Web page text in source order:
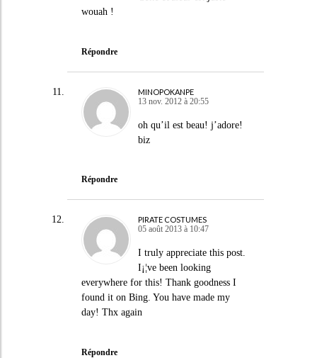
wouah !
Répondre
MINOPOKANPE
13 nov. 2012 à 20:55
oh qu’il est beau! j’adore!
biz
Répondre
PIRATE COSTUMES
05 août 2013 à 10:47
I truly appreciate this post.
I¡¦ve been looking
everywhere for this! Thank goodness I
found it on Bing. You have made my
day! Thx again
Répondre